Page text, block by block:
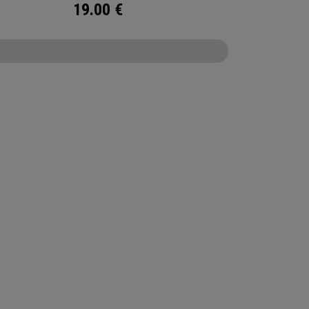
19.00 €